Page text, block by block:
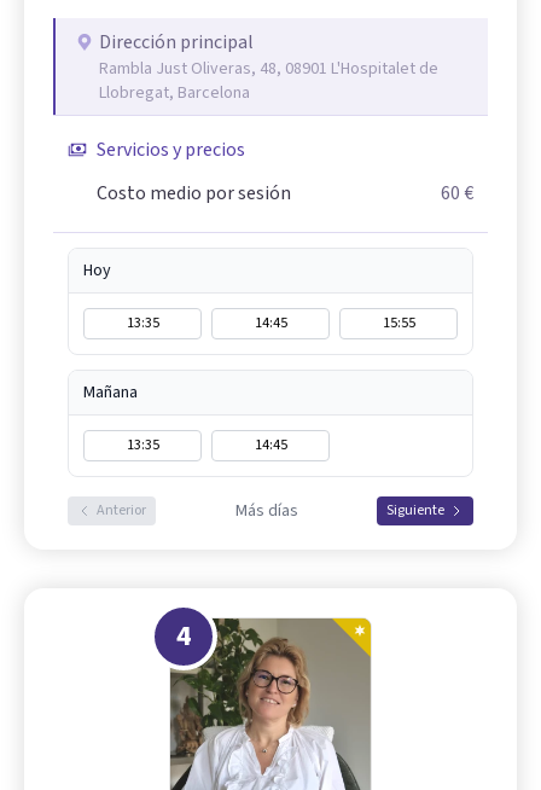
Dirección principal
Rambla Just Oliveras, 48, 08901 L'Hospitalet de
Llobregat, Barcelona
Servicios y precios
Costo medio por sesión
60 €
Hoy
13:35 14:45 15:55
Mañana
13:35 14:45
Anterior Más días Siguiente
4